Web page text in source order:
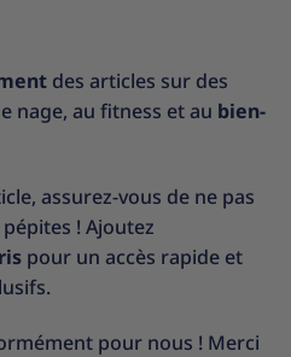
des articles sur des
nage, au fitness et au bien-
assurez-vous de ne pas
! Ajoutez
pour un accès rapide et
pour nous ! Merci